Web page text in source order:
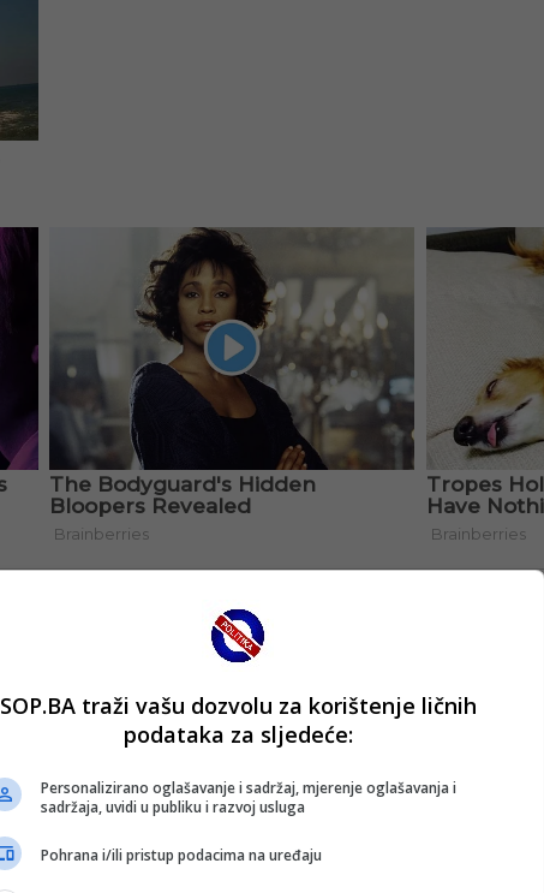
SOP.BA traži vašu dozvolu za korištenje ličnih
podataka za sljedeće:
Personalizirano oglašavanje i sadržaj, mjerenje oglašavanja i
sadržaja, uvidi u publiku i razvoj usluga
Pohrana i/ili pristup podacima na uređaju